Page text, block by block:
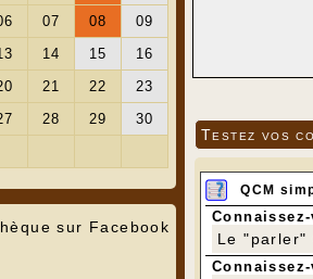
sur Facebook
Testez vos
QCM
Le "parler"